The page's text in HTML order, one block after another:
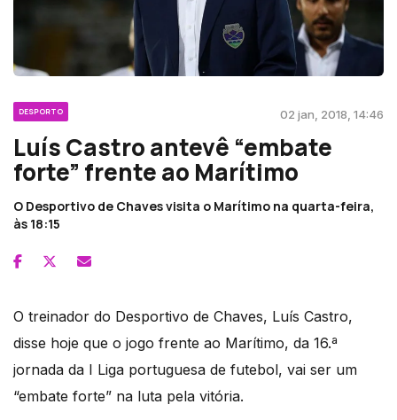
DESPORTO 02 jan, 2018, 14:46
Luís Castro antevê “embate
forte” frente ao Marítimo
O Desportivo de Chaves visita o Marítimo na quarta-feira,
às 18:15
O treinador do Desportivo de Chaves, Luís Castro,
disse hoje que o jogo frente ao Marítimo, da 16.ª
jornada da I Liga portuguesa de futebol, vai ser um
“embate forte” na luta pela vitória.